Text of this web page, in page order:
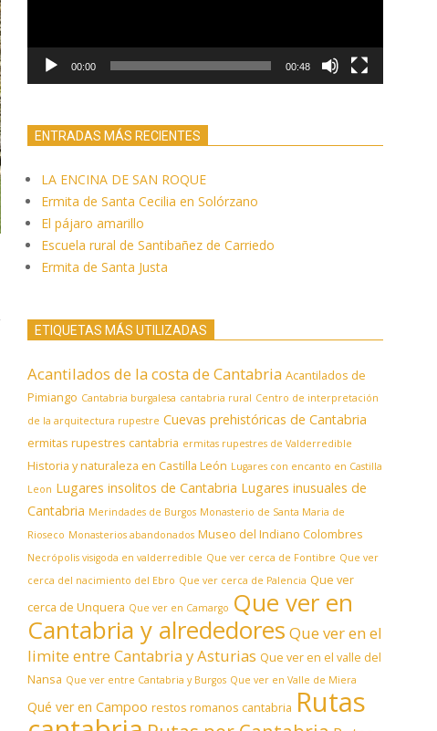
00:00 00:48
ENTRADAS MÁS RECIENTES
LA ENCINA DE SAN ROQUE
Ermita de Santa Cecilia en Solórzano
El pájaro amarillo
Escuela rural de Santibañez de Carriedo
Ermita de Santa Justa
ETIQUETAS MÁS UTILIZADAS
Acantilados de la costa de Cantabria Acantilados de
Pimiango Cantabria burgalesa cantabria rural Centro de interpretación
de la arquitectura rupestre Cuevas prehistóricas de Cantabria
ermitas rupestres cantabria ermitas rupestres de Valderredible
Historia y naturaleza en Castilla León Lugares con encanto en Castilla
Leon Lugares insolitos de Cantabria Lugares inusuales de
Cantabria Merindades de Burgos Monasterio de Santa Maria de
Rioseco Monasterios abandonados Museo del Indiano Colombres
Necrópolis visigoda en valderredible Que ver cerca de Fontibre Que ver
cerca del nacimiento del Ebro Que ver cerca de Palencia Que ver
cerca de Unquera Que ver en Camargo Que ver en
Cantabria y alrededores Que ver en el
limite entre Cantabria y Asturias Que ver en el valle del
Nansa Que ver entre Cantabria y Burgos Que ver en Valle de Miera
Qué ver en Campoo restos romanos cantabria Rutas